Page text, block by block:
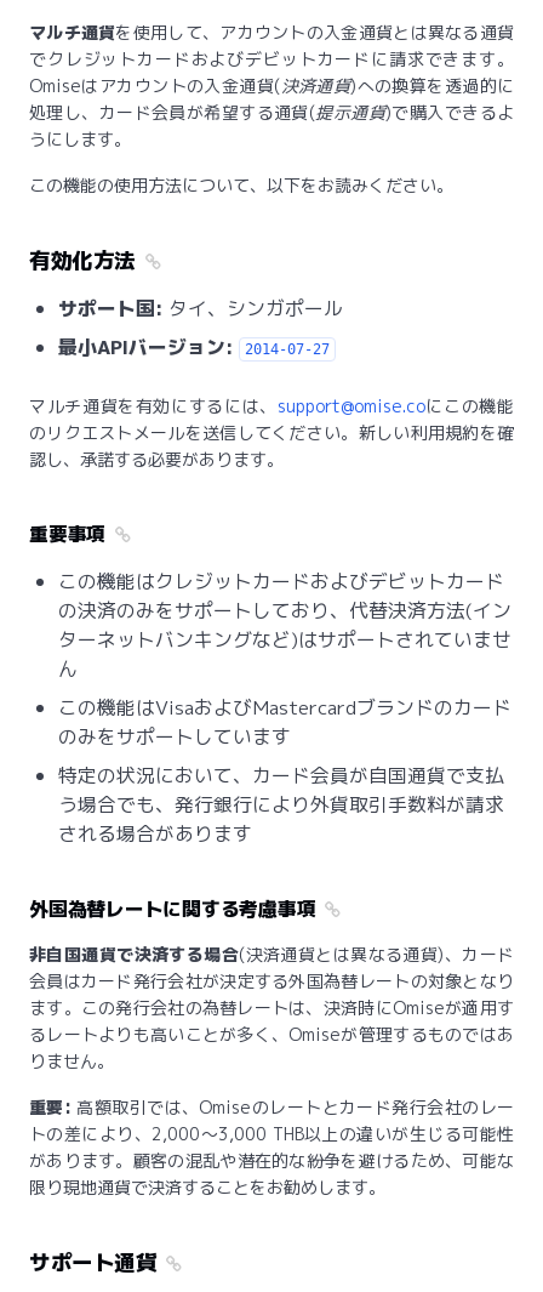
マルチ通貨を使用して、アカウントの入金通貨とは異なる通貨
でクレジットカードおよびデビットカードに請求できます。
Omiseはアカウントの入金通貨(決済通貨)への換算を透過的に
処理し、カード会員が希望する通貨(提示通貨)で購入できるよ
うにします。
この機能の使用方法について、以下をお読みください。
有効化方法
サポート国: タイ、シンガポール
最小APIバージョン:
2014-07-27
マルチ通貨を有効にするには、 support@omise.coにこの機能
のリクエストメールを送信してください。新しい利用規約を確
認し、承諾する必要があります。
重要事項
この機能はクレジットカードおよびデビットカード
の決済のみをサポートしており、代替決済方法(イン
ターネットバンキングなど)はサポートされていませ
ん
この機能はVisaおよびMastercardブランドのカード
のみをサポートしています
特定の状況において、カード会員が自国通貨で支払
う場合でも、発行銀行により外貨取引手数料が請求
される場合があります
外国為替レートに関する考慮事項
非自国通貨で決済する場合(決済通貨とは異なる通貨)、カード
会員はカード発行会社が決定する外国為替レートの対象となり
ます。この発行会社の為替レートは、決済時にOmiseが適用す
るレートよりも高いことが多く、Omiseが管理するものではあ
りません。
重要: 高額取引では、Omiseのレートとカード発行会社のレー
トの差により、2,000〜3,000 THB以上の違いが生じる可能性
があります。顧客の混乱や潜在的な紛争を避けるため、可能な
限り現地通貨で決済することをお勧めします。
サポート通貨